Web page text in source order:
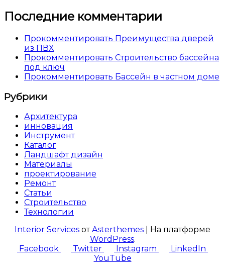
Последние комментарии
Прокомментировать Преимущества дверей
из ПВХ
Прокомментировать Строительство бассейна
под ключ
Прокомментировать Бассейн в частном доме
Рубрики
Архитектура
инновация
Инструмент
Каталог
Ландшафт дизайн
Материалы
проектирование
Ремонт
Статьи
Строительство
Технологии
Interior Services отAsterthemes | На платформе
WordPress.
Facebook
Twitter Instagram
LinkedIn
YouTube